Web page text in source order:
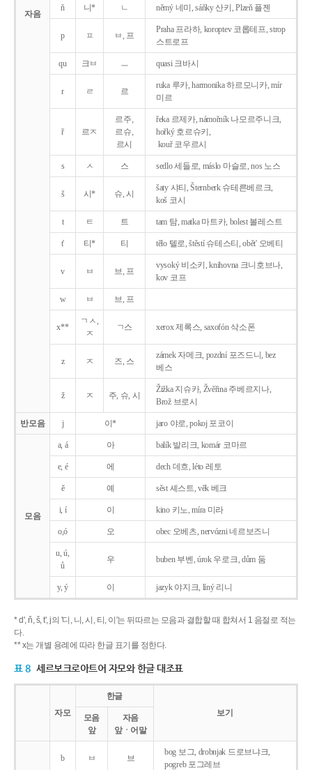
자음
ň 니* ㄴ němý 네미, sáňky 산키, Plzeň 플젠
p ㅍ ㅂ, 프
Praha 프라하, koroptev 코롭테프, strop
스트로프
qu 크ㅂ ㅡ quasi 크바시
r ㄹ 르
ruka 루카, harmonika 하르모니카, mír
미르
ř 르ㅈ
르주,
르슈,
르시
řeka 르제카, námořník 나모르주니크,
hořký 호르슈키,
kouř 코우르시
s ㅅ 스 sedlo 세들로, máslo 마슬로, nos 노스
š 시* 슈, 시
šaty 샤티, Šternberk 슈테른베르크,
koš 코시
t ㅌ 트 tam 탐, matka 마트카, bolest 볼레스트
t' 티* 티 tělo 텔로, štěstí 슈테스티, obět' 오베티
v ㅂ 브, 프
vysoký 비소키, knihovna 크니호브나,
kov 코프
w ㅂ 브, 프
x**
ㄱㅅ,
ㅈ
ㄱ스 xerox 제록스, saxofón 삭소폰
z ㅈ 즈, 스
zámek 자메크, pozdní 포즈드니, bez
베스
ž ㅈ 주, 슈, 시
Žižka 지슈카, Žvěřina 주베르지나,
Brož 브로시
반모음 j 이* jaro 야로, pokoj 포코이
모음
a, á 아 balík 발리크, komár 코마르
e, é 에 dech 데흐, léto 레토
ě 예 sěst 셰스트, věk 베크
i, í 이 kino 키노, míra 미라
o,ó 오 obec 오베츠, nervózni 네르보즈니
u, ú,
ů
우 buben 부벤, úrok 우로크, dům 둠
y, ý 이 jazyk야지크, líný 리니
* d', ň, š, t', j의 '디, 니, 시, 티, 이'는 뒤따르는 모음과 결합할 때 합쳐서 1 음절로 적는
다.
** x는 개별 용례에 따라 한글 표기를 정한다.
표 8 세르보크로아트어 자모와 한글 대조표
자모
한글
보기
모음
앞
자음
앞ㆍ어말
b ㅂ 브
bog 보그, drobnjak 드로브냐크,
pogreb 포그레브